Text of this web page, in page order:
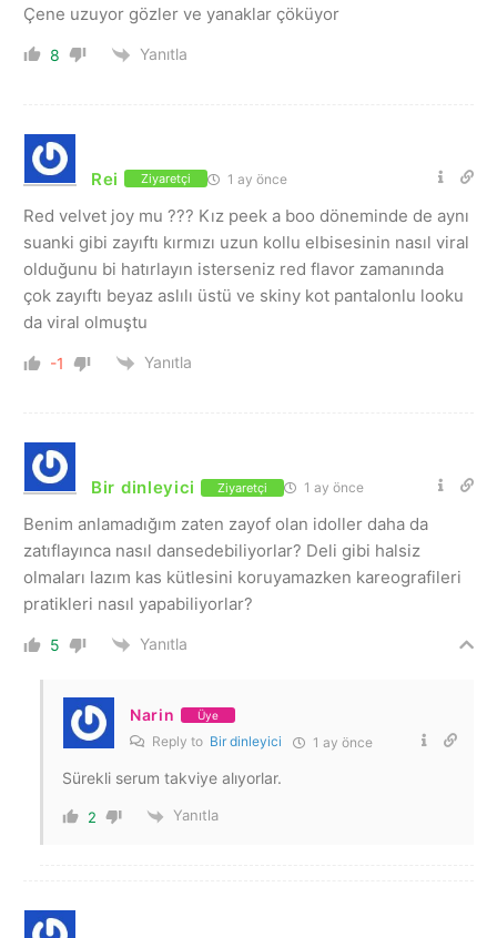
Çene uzuyor gözler ve yanaklar çöküyor
8 Yanıtla
Rei Ziyaretçi 1 ay önce
Red velvet joy mu ??? Kız peek a boo döneminde de aynı
suanki gibi zayıftı kırmızı uzun kollu elbisesinin nasıl viral
olduğunu bi hatırlayın isterseniz red flavor zamanında
çok zayıftı beyaz aslılı üstü ve skiny kot pantalonlu looku
da viral olmuştu
-1 Yanıtla
Bir dinleyici Ziyaretçi 1 ay önce
Benim anlamadığım zaten zayof olan idoller daha da
zatıflayınca nasıl dansedebiliyorlar? Deli gibi halsiz
olmaları lazım kas kütlesini koruyamazken kareografileri
pratikleri nasıl yapabiliyorlar?
5 Yanıtla
Narin Üye
Reply to Bir dinleyici 1 ay önce
Sürekli serum takviye alıyorlar.
2 Yanıtla